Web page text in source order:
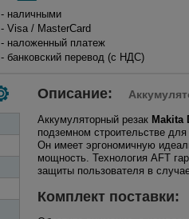
- наличными
- Visa / MasterCard
- наложенный платеж
- банковский перевод (с НДС)
Описание:
Аккумуляторный резак Makita
подземном строительстве
Он имеет эргономичную
мощность. Технология AFT
защиты пользователя в
Комплект поставки: